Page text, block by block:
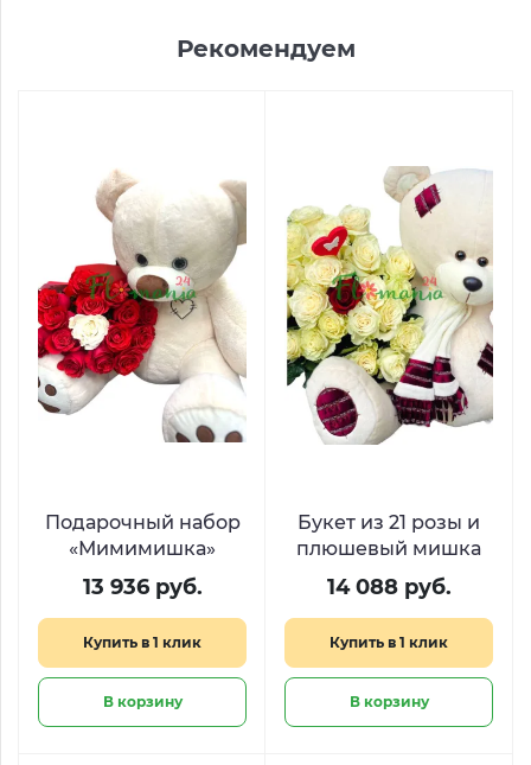
Рекомендуем
Подарочный набор
«Мимимишка»
13 936 руб.
Купить в 1 клик
В корзину
Букет из 21 розы и
плюшевый мишка
14 088 руб.
Купить в 1 клик
В корзину